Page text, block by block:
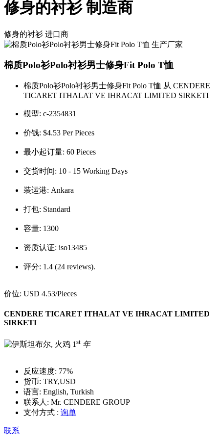
修身的衬衫 制造商
修身的衬衫 进口商
棉质Polo衫Polo衬衫男士修身Fit Polo T恤
棉质Polo衫Polo衬衫男士修身Fit Polo T恤 从 CENDERE
TICARET ITHALAT VE IHRACAT LIMITED SIRKETI
模型: c-2354831
价钱: $4.53 Per Pieces
最小起订量: 60 Pieces
交货时间: 10 - 15 Working Days
装运港: Ankara
打包: Standard
容量: 1300
资质认证: iso13485
评分: 1.4 (24 reviews).
价位: USD 4.53/Pieces
CENDERE TICARET ITHALAT VE IHRACAT LIMITED
SIRKETI
1 st 年
反应速度: 77%
货币: TRY,USD
语言: English, Turkish
联系人: Mr. CENDERE GROUP
支付方式 : 询单
联系